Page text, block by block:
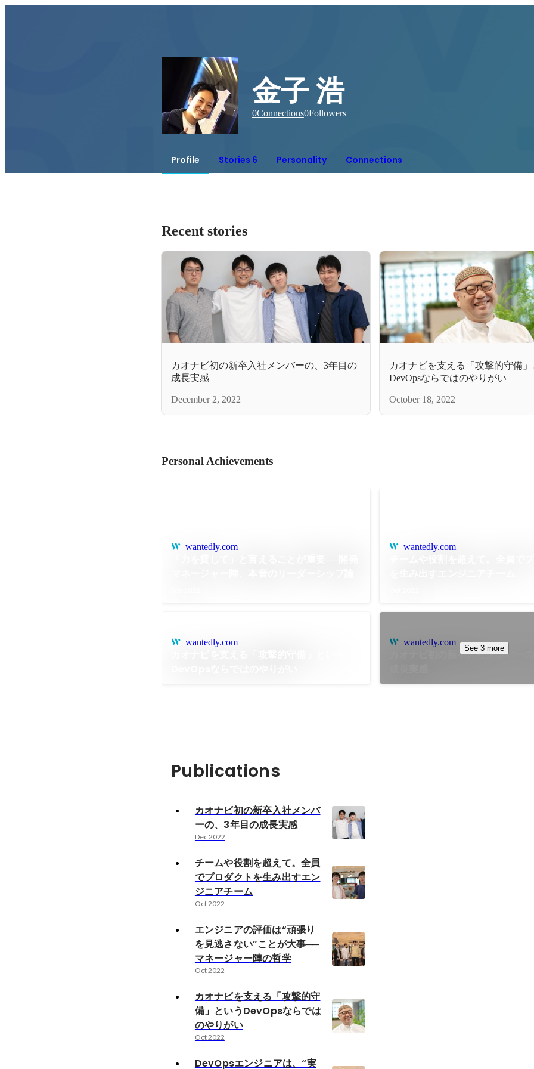
金子 浩
0Connections0Followers
Profile Stories 6 Personality Connections
Recent stories
カオナビ初の新卒入社メンバーの、3年目の
成長実感
December 2, 2022
カオナビを支える「攻撃的守備」
DevOpsならではのやりがい
October 18, 2022
Personal Achievements
wantedly.com wantedly.com
wantedly.com wantedly.com
カオナビ初の新卒入社メンバー
See 3 more
Publications
カオナビ初の新卒入社メンバ
ーの、3年目の成長実感
Dec 2022
チームや役割を超えて。全員
でプロダクトを生み出すエン
ジニアチーム
Oct 2022
エンジニアの評価は“頑張り
を見逃さない”ことが大事──
マネージャー陣の哲学
Oct 2022
カオナビを支える「攻撃的守
備」というDevOpsならでは
のやりがい
Oct 2022
DevOpsエンジニアは、“実